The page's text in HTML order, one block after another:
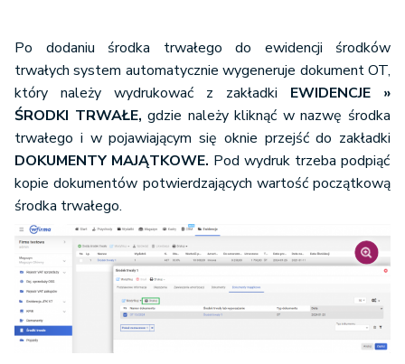
Po dodaniu środka trwałego do ewidencji środków
trwałych system automatycznie wygeneruje dokument OT,
który należy wydrukować z zakładki EWIDENCJE »
ŚRODKI TRWAŁE,gdzie należy kliknąć w nazwę środka
trwałego i w pojawiającym się oknie przejść do zakładki
DOKUMENTY MAJĄTKOWE. Pod wydruk trzeba podpiąć
kopie dokumentów potwierdzających wartość początkową
środka trwałego.